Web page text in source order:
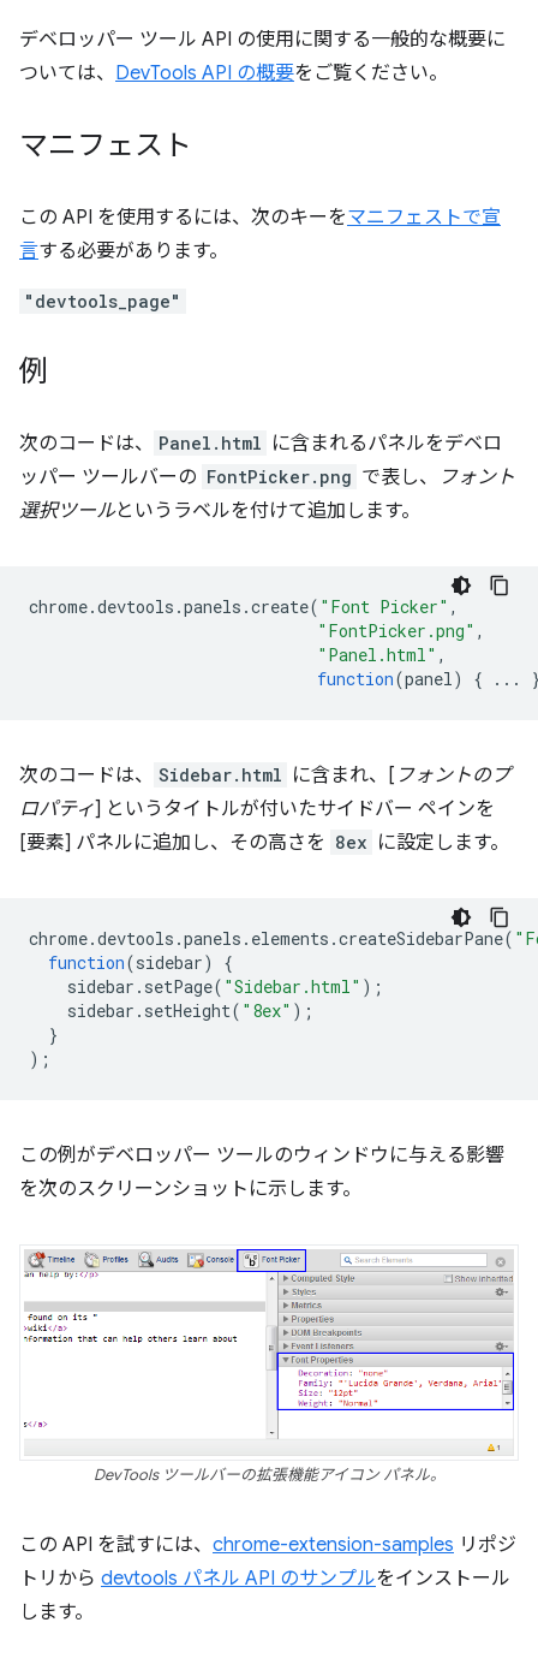
デベロッパー ツール API の使用に関する一般的な概要に
ついては、 DevTools API の概要をご覧ください。
マニフェスト
この API を使用するには、次のキーをマニフェストで宣
言する必要があります。
"devtools_page"
例
次のコードは、 Panel.html に含まれるパネルをデベロ
ッパー ツールバーの FontPicker.png で表し、
フォント
選択ツールというラベルを付けて追加します。
chrome.devtools .panels .create( "Font Picker" ,
"FontPicker.png" ,
"Panel.html" ,
function(panel) { ...
次のコードは、 Sidebar.html に含まれ、[ フォントのプ
ロパティ] というタイトルが付いたサイドバー ペインを
[要素] パネルに追加し、その高さを 8ex に設定します。
chrome.devtools .panels . elements .createSidebarPane(
function(sidebar)
{
sidebar . setPage( "Sidebar.html" );
sidebar . setHeight( "8ex" );
}
);
この例がデベロッパー ツールのウィンドウに与える影響
を次のスクリーンショットに示します。
DevTools ツールバーの拡張機能アイコン パネル。
この API を試すには、 chrome-extension-samples リポジ
トリから devtools パネル API のサンプルをインストール
します。